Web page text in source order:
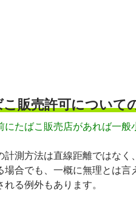
こ販売許可について
にたばこ販売店があれば一般
計測方法は直線距離ではな
場合でも、一概に無理とは
れる例外もあります。